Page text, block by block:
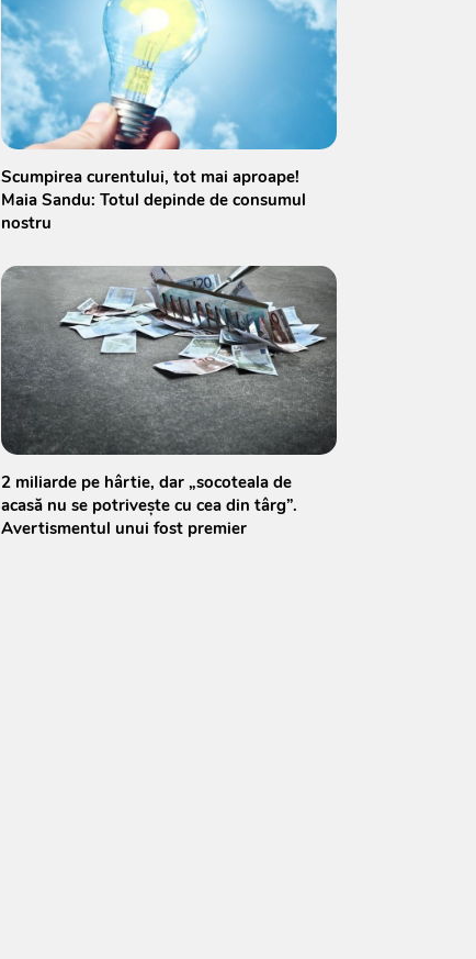
Scumpirea curentului, tot mai aproape!
Maia Sandu: Totul depinde de consumul
nostru
2 miliarde pe hârtie, dar „socoteala de
acasă nu se potrivește cu cea din târg”.
Avertismentul unui fost premier